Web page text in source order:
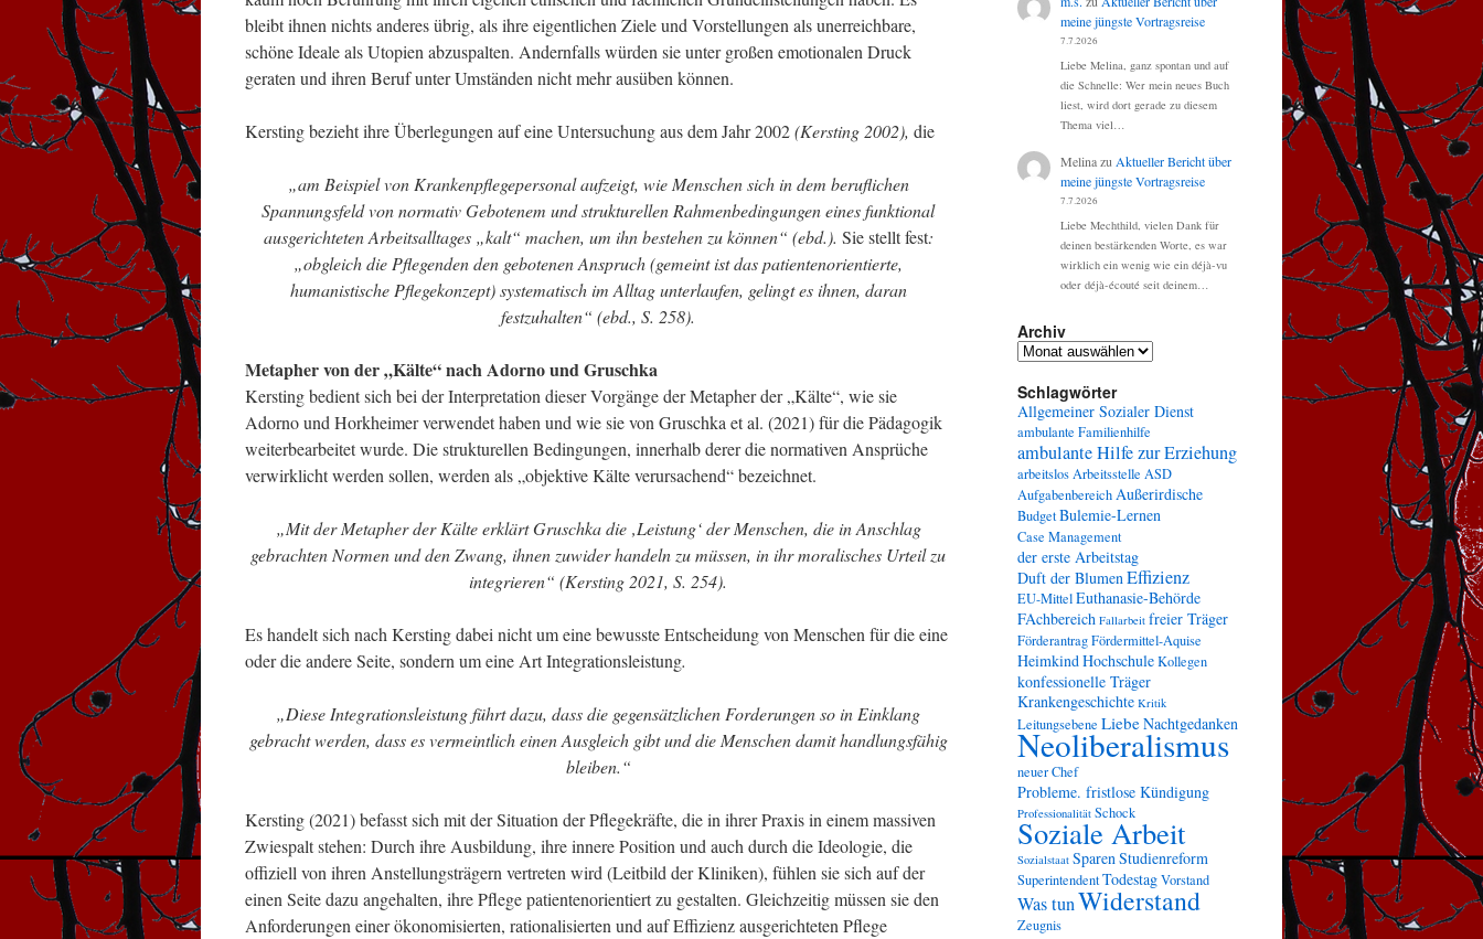
bleibt ihnen nichts anderes übrig, als ihre eigentlichen Ziele und Vorstellungen als unerreichbare,
schöne Ideale als Utopien abzuspalten. Andernfalls würden sie unter großen emotionalen Druck
geraten und ihren Beruf unter Umständen nicht mehr ausüben können.
Kersting bezieht ihre Überlegungen auf eine Untersuchung aus dem Jahr 2002(Kersting 2002), die
„am Beispiel von Krankenpflegepersonal aufzeigt, wie Menschen sich in dem beruflichen
Spannungsfeld von normativ Gebotenem und strukturellen Rahmenbedingungen eines funktional
ausgerichteten Arbeitsalltages „kalt“ machen, um ihn bestehen zu können“ (ebd.). Sie stellt fest:
„obgleich die Pflegenden den gebotenen Anspruch (gemeint ist das patientenorientierte,
humanistische Pflegekonzept) systematisch im Alltag unterlaufen, gelingt es ihnen, daran
festzuhalten“ (ebd., S. 258).
Metapher von der „Kälte“ nach Adorno und Gruschka
Kersting bedient sich bei der Interpretation dieser Vorgänge der Metapher der „Kälte“, wie sie
Adorno und Horkheimer verwendet haben und wie sie von Gruschka et al. (2021) für die Pädagogik
weiterbearbeitet wurde. Die strukturellen Bedingungen, innerhalb derer die normativen Ansprüche
verwirklicht werden sollen, werden als „objektive Kälte verursachend“ bezeichnet.
„Mit der Metapher der Kälte erklärt Gruschka die ‚Leistung‘ der Menschen, die in Anschlag
gebrachten Normen und den Zwang, ihnen zuwider handeln zu müssen, in ihr moralisches Urteil zu
integrieren“ (Kersting 2021, S. 254).
Es handelt sich nach Kersting dabei nicht um eine bewusste Entscheidung von Menschen für die eine
oder die andere Seite, sondern um eine Art Integrationsleistung.
„Diese Integrationsleistung führt dazu, dass die gegensätzlichen Forderungen so in Einklang
gebracht werden, dass es vermeintlich einen Ausgleich gibt und die Menschen damit handlungsfähig
bleiben.“
Kersting (2021) befasst sich mit der Situation der Pflegekräfte, die in ihrer Praxis in einem massiven
Zwiespalt stehen: Durch ihre Ausbildung, ihre innere Position und auch durch die Ideologie, die
offiziell von ihren Anstellungsträgern vertreten wird (Leitbild der Kliniken), fühlen sie sich auf der
einen Seite dazu angehalten, ihre Pflege patientenorientiert zu gestalten. Gleichzeitig müssen sie den
Anforderungen einer ökonomisierten, rationalisierten und auf Effizienz ausgerichteten Pflege
meine jüngste Vortragsreise
7.7.2026
Liebe Melina, ganz spontan und auf
die Schnelle: Wer mein neues Buch
liest, wird dort gerade zu diesem
Thema viel…
Melinazu Aktueller Bericht über
meine jüngste Vortragsreise
7.7.2026
Liebe Mechthild, vielen Dank für
deinen bestärkenden Worte, es war
wirklich ein wenig wie ein déjà-vu
oder déjà-écouté seit deinem…
Archiv
Archiv
Schlagwörter
Allgemeiner Sozialer Dienst
ambulante Familienhilfe
ambulante Hilfe zur Erziehung
arbeitslosArbeitsstelle ASD
Aufgabenbereich Außerirdische
BudgetBulemie-Lernen
Case Management
der erste Arbeitstag
Duft der Blumen Effizienz
EU-MittelEuthanasie-Behörde
FAchbereich Fallarbeit freier Träger
FörderantragFördermittel-Aquise
Heimkind HochschuleKollegen
konfessionelle Träger
Krankengeschichte Kritik
Leitungsebene LiebeNachtgedanken
Neoliberalismus
neuer Chef
Probleme. fristlose Kündigung
Professionalität Schock
Soziale Arbeit
Sozialstaat Sparen Studienreform
SuperintendentTodestagVorstand
Was tunWiderstand
Zeugnis